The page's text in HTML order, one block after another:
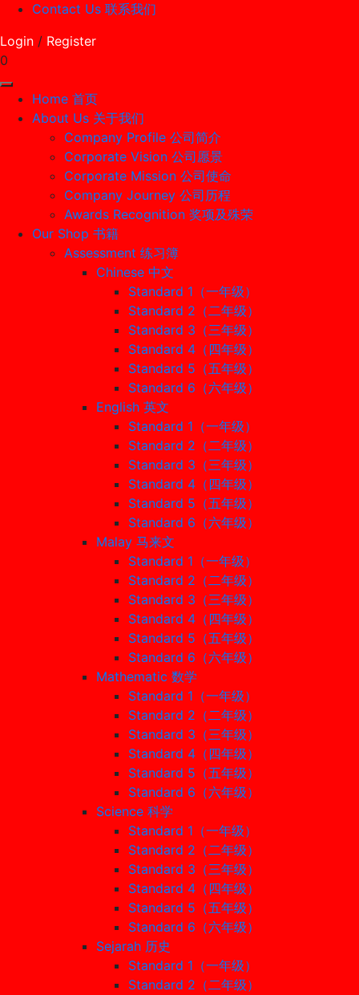
Contact Us 联系我们
Login / Register
0
Home 首页
About Us 关于我们
Company Profile 公司简介
Corporate Vision 公司愿景
Corporate Mission 公司使命
Company Journey 公司历程
Awards Recognition 奖项及殊荣
Our Shop 书籍
Assessment 练习簿
Chinese 中文
Standard 1（一年级）
Standard 2（二年级）
Standard 3（三年级）
Standard 4（四年级）
Standard 5（五年级）
Standard 6（六年级）
English 英文
Standard 1（一年级）
Standard 2（二年级）
Standard 3（三年级）
Standard 4（四年级）
Standard 5（五年级）
Standard 6（六年级）
Malay 马来文
Standard 1（一年级）
Standard 2（二年级）
Standard 3（三年级）
Standard 4（四年级）
Standard 5（五年级）
Standard 6（六年级）
Mathematic 数学
Standard 1（一年级）
Standard 2（二年级）
Standard 3（三年级）
Standard 4（四年级）
Standard 5（五年级）
Standard 6（六年级）
Science 科学
Standard 1（一年级）
Standard 2（二年级）
Standard 3（三年级）
Standard 4（四年级）
Standard 5（五年级）
Standard 6（六年级）
Sejarah 历史
Standard 1（一年级）
Standard 2（二年级）